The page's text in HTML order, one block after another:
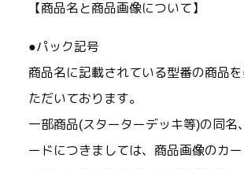
【商品名と商品画像について】
●パック記号
商品名に記載されている型番の商品
ただいております。
一部商品(スターターデッキ等)の同名
ードにつきましては、商品画像のカ